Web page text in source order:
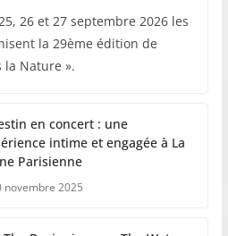
26 et 27 septembre 2026 les
la 29ème édition de
la Nature ».
en concert : une
intime et engagée à La
Parisienne
novembre 2025